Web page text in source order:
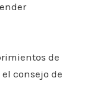
de
consejo de